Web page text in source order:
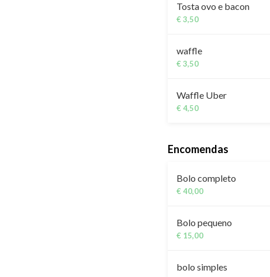
Tosta ovo e bacon
€ 3,50
waffle
€ 3,50
Waffle Uber
€ 4,50
Encomendas
Bolo completo
€ 40,00
Bolo pequeno
€ 15,00
bolo simples